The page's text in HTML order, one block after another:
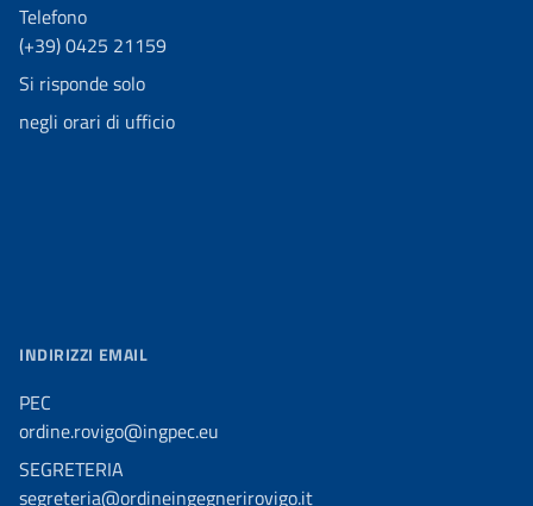
Telefono
(+39) 0425 21159
Si risponde solo
negli orari di ufficio
INDIRIZZI EMAIL
PEC
ordine.rovigo@ingpec.eu
SEGRETERIA
segreteria@ordineingegnerirovigo.it